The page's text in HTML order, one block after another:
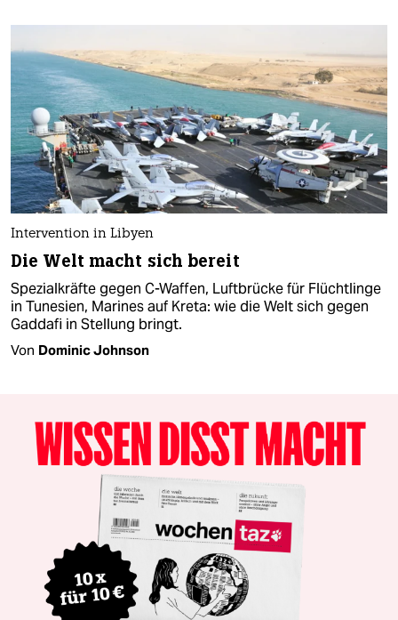
Intervention in Libyen
Die Welt macht sich bereit
Spezialkräfte gegen C-Waffen, Luftbrücke für Flüchtlinge
in Tunesien, Marines auf Kreta: wie die Welt sich gegen
Gaddafi in Stellung bringt.
Von Dominic Johnson